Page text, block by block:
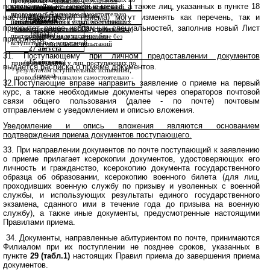
результатам вступительных испытаний,
проводимых Филиалом самостоятельно
–
25 августа
(суббота)
прием документов у лиц, поступающих
только по результатам ЕГЭ, а также лиц,
претендующих на зачисление без
вступительных испытаний
самостоятельно
20 июня
(среда)
–
15 августа
(среда)
прием документов у лиц, поступающих по
результатам вступительных испытаний,
проводимых Филиалом самостоятельно -
–
15 августа
(среда)
ГИА, а также лиц, претендующих на
зачисление без вступительных
испытаний
20 июня
(среда)
–
27 августа
(понедельник)
прием документов у лиц, поступающих
только по результатам ГИА, а также лиц,
претендующих на зачисление без
вступительных испытаний
поступающих на целевые места, а также лиц, указанных в пункте 18
настоящих Правил приема) могут изменять как перечень, так и
приоритет ранее избранных специальностей, заполнив новый Лист
приоритета.
31. Поступающемупри личном предоставлении документов
выдается расписка о приеме документов.
32. Поступающие вправе направить заявление о приеме на первый
курс, а также необходимые документы через операторов почтовой
связи общего пользования (далее - по почте) почтовым
отправлением с уведомлением и описью вложения.
Уведомление и опись вложения являются основанием
подтверждения приема документов поступающего.
33. При направлении документов по почте поступающий к заявлению
о приеме прилагает ксерокопии документов, удостоверяющих его
личность и гражданство, ксерокопию документа государственного
образца об образовании, ксерокопию военного билета (для лиц,
проходивших военную службу по призыву и уволенных с военной
службы, и использующих результаты единого государственного
экзамена, сданного ими в течение года до призыва на военную
службу), а также иные документы, предусмотренные настоящими
Правилами приема.
34. Документы, направленные абитуриентом по почте, принимаются
Филиалом при их поступлении не позднее сроков, указанных в
пункте 29 (табл.1) настоящих Правил приема до завершения приема
документов.